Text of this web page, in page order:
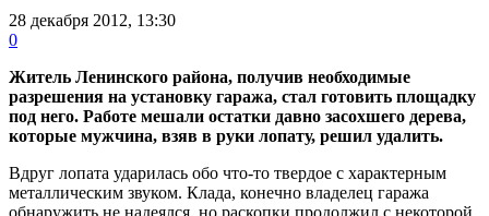
28 декабря 2012, 13:30
0
Житель Ленинского района, получив необходимые
разрешения на установку гаража, стал готовить площадку
под него. Работе мешали остатки давно засохшего дерева,
которые мужчина, взяв в руки лопату, решил удалить.
Вдруг лопата ударилась обо что-то твердое с характерным
металлическим звуком. Клада, конечно владелец гаража
обнаружить не надеялся, но раскопки продолжил с некоторой